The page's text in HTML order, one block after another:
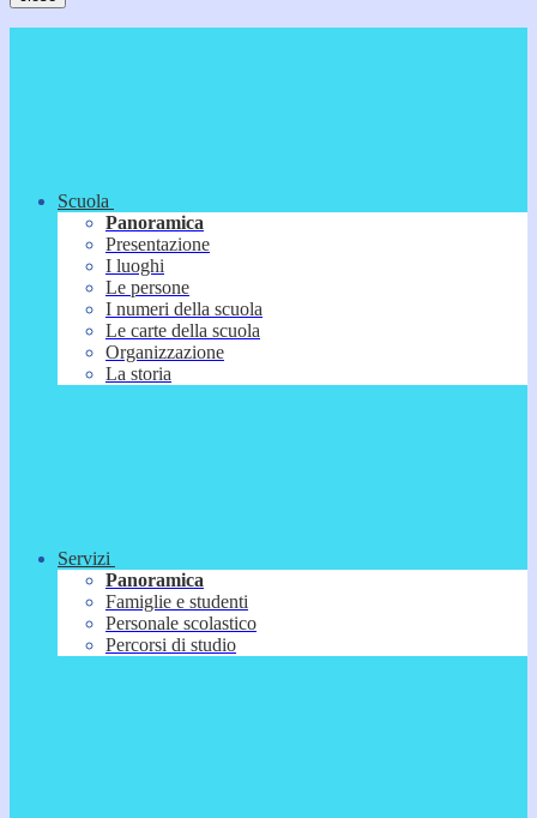
Scuola
Panoramica
Presentazione
I luoghi
Le persone
I numeri della scuola
Le carte della scuola
Organizzazione
La storia
Servizi
Panoramica
Famiglie e studenti
Personale scolastico
Percorsi di studio